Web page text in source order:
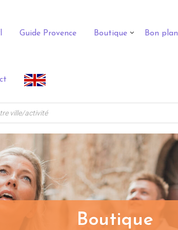
Guide Provence Boutique Bon plan
Boutique